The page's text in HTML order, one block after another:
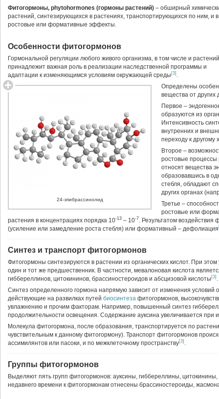
Фитогормоны, phytohormones (гормоны растений) – обширный
растений, синтезирующихся в растениях, транспортирующихся по ним, и
ростовые или формативные эффекты.
Особенности фитогормонов
Гормональной регуляции любого живого организма, в том числе и
принадлежит важная роль в реализации наследственной программы и
адаптации к изменяющимся условиям окружающей среды [3] .
24-эпибрассинолид
Определены
вещества от других
Первое –
образуются из
Интенсивность
внутренних и
переходу к
Второе –
ростовые процессы
относят вещества
образовавшись в
стебля, обладают
других органах
Третье –
ростовые или
растения в концентрациях порядка 10-13 – 10-7. Результатом
(усиление или замедление роста стебля) или формативный – дефолиация
Синтез и транспорт фитогормонов
Фитогормоны синтезируются в растении из органических кислот. При
один и тот же предшественник. В частности, мевалоновая кислота
гиббереллинов, цитокининов, брассиностероидов и абсцизовой кислоты [3] .
Синтез определенного гормона напрямую зависит от изменения
действующие на развилках путей биосинтеза фитогормонов,
увлажнению и прочим факторам. Например, повышенный синтез
продолжительности освещения. Содержание ауксина увеличивается при
Молекула фитогормона, после образования, транспортируется по
чувствительным к данному фитогормону). Транспорт фитогормонов
ассимилянтов или пасоки, и по межклеточному пространству[3] .
Группы фитогормонов
Выделяют пять групп фитогормонов: ауксины, гиббереллины, цитокинины,
недавнего времени к фитогормонам отнесены брассиностероиды,